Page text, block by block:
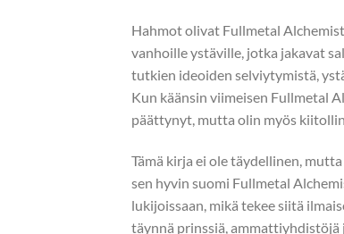
Hahmot olivat Fullmetal
vanhoille ystäville, jotka jakavat
tutkien ideoiden selviytymistä,
Kun käänsin viimeisen Fullmetal
päättynyt, mutta olin myös
Tämä kirja ei ole täydellinen,
sen hyvin suomi Fullmetal
lukijoissaan, mikä tekee siitä
täynnä prinssiä, ammattiyhdistöjä